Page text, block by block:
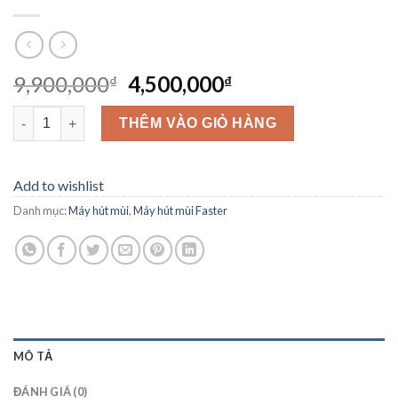
9,900,000₫ Giá
gốc
là:
9,900,000₫.
4,500,000₫Giá
hiện
tại
là:
Máy hút mùi Faster QUATTRO LUX SM 90SL số lượng
THÊM VÀO GIỎ HÀNG
Add to wishlist
Danh mục:Máy hút mùi,Máy hút mùi Faster
MÔ TẢ
ĐÁNH GIÁ (0)